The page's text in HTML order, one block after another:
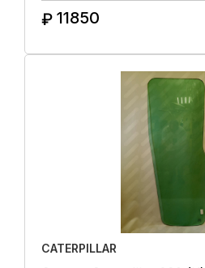
₽ 11850
CATERPILLAR